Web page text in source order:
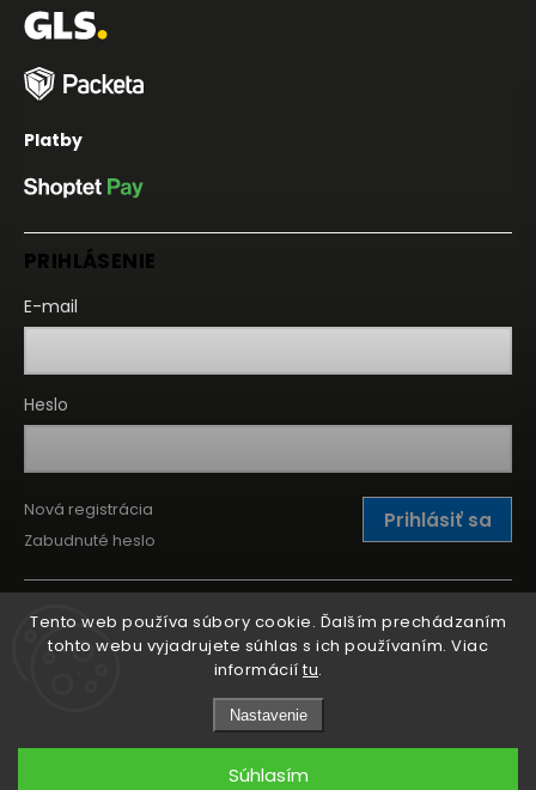
Tento web používa súbory cookie. Ďalším prechádzaním
tohto webu vyjadrujete súhlas s ich používaním. Viac
informácií tu.
Nastavenie
Súhlasím
Platby
PRIHLÁSENIE
E-mail
Heslo
Prihlásiť sa
Nová registrácia
Zabudnuté heslo